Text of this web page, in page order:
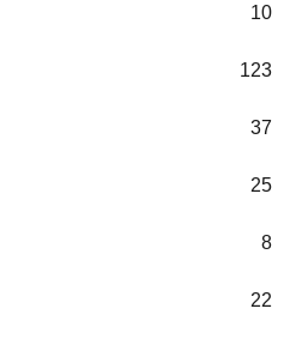
10
123
37
25
8
22